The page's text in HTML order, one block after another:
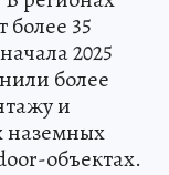
более 35
2025
более
и
наземных
объектах.